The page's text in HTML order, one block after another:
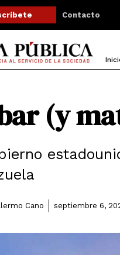
Contacto
(y
Cano septiembre 6,